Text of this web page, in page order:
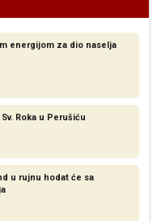
energijom za dio naselja
Roka u Perušiću
u rujnu hodat će sa